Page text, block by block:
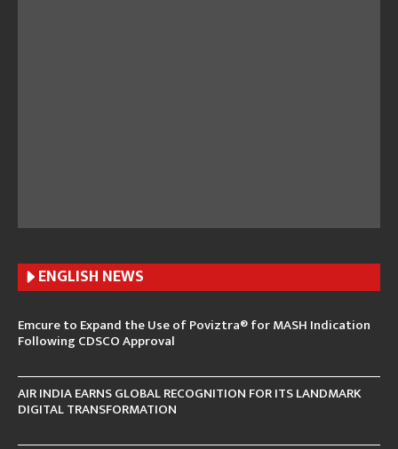
ENGLISH NEWS
Emcure to Expand the Use of Poviztra® for MASH Indication
Following CDSCO Approval
AIR INDIA EARNS GLOBAL RECOGNITION FOR ITS LANDMARK
DIGITAL TRANSFORMATION